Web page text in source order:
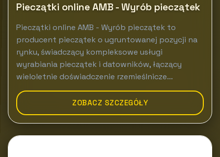
Pieczątki online AMB - Wyrób pieczątek
Pieczątki online AMB - Wyrób pieczątek to
producent pieczątek o ugruntowanej pozycji na
rynku, świadczący kompleksowe usługi
wyrabiania pieczątek i datowników, łączący
wieloletnie doświadczenie rzemieślnicze...
ZOBACZ SZCZEGÓŁY